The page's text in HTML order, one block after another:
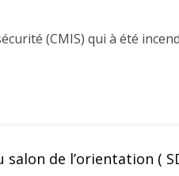
(CMIS) qui à été
de l’orientation (